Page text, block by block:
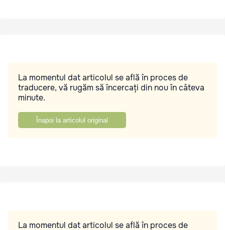
La momentul dat articolul se află în proces de
traducere, vă rugăm să încercați din nou în câteva
minute.
Înapoi la articolul original
La momentul dat articolul se află în proces de